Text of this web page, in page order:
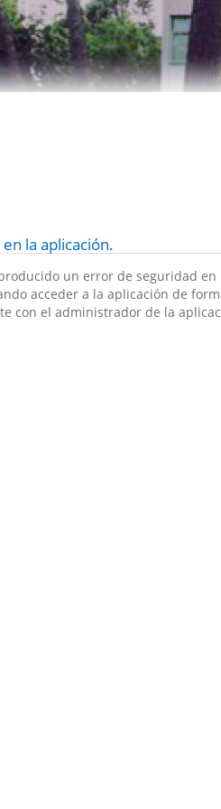
la aplicación.
un error de seguridad en
acceder a la aplicación de
con el administrador de la